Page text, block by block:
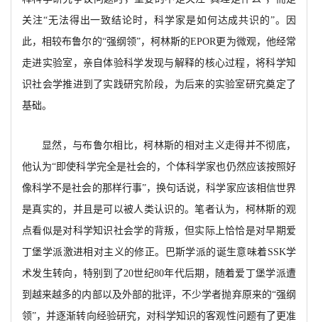
关注“无法得出一致结论时，科学家是如何达成共识的”。因
此，相较布鲁尔的“强纲领”，柯林斯的EPOR更为微观，他经常
走进实验室，亲自体验科学发现与解释的核心过程，将科学知
识社会学推进到了实践研究阶段，为后来的实验室研究奠定了
基础。
显然，与布鲁尔相比，柯林斯的相对主义走得并不彻底，
他认为“即使科学完全是社会的，个体科学家也仍然应该按照好
像科学不是社会的那样行事”，换句话说，科学家应该相信世界
是真实的，并且是可以被人类认识的。笔者认为，柯林斯的观
点看似是对科学知识社会学的背叛，但实际上恰恰是对早期爱
丁堡学派激进相对主义的修正。巴斯学派的诞生意味着 SSK学
术发生转向，特别到了20世纪80年代后期，随着爱丁堡学派遭
到越来越多的内部以及外部的批评，不少学者抛弃原来的“强纲
领”，并逐渐转向经验研究，对科学知识的客观性问题有了更准